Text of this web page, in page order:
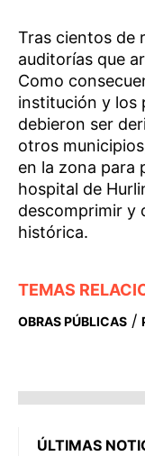
Tras cientos de
auditorías que
Como
institución y los
debieron ser
otros
en la zona para
hospital de
descomprimir y
histórica.
TEMAS
OBRAS PÚBLICAS /
ÚLTIMAS